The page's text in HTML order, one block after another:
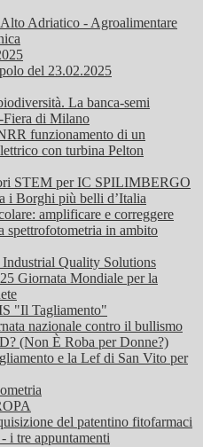
Adriatico - Agroalimentare
del 23.02.2025
La banca-semi
di Milano
funzionamento di un
con turbina Pelton
STEM per IC SPILIMBERGO
i Borghi più belli d’Italia
amplificare e correggere
spettrofotometria in ambito
Quality Solutions
Giornata Mondiale per la
"Il Tagliamento"
nazionale contro il bullismo
(Non È Roba per Donne?)
e la Lef di San Vito per
del patentino fitofarmaci
i tre appuntamenti